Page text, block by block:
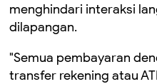
menghindari interaksi
dilapangan.
"Semua pembayaran
transfer rekening atau